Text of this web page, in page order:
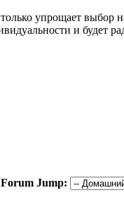
упрощает выбор
и будет
Forum Jump: